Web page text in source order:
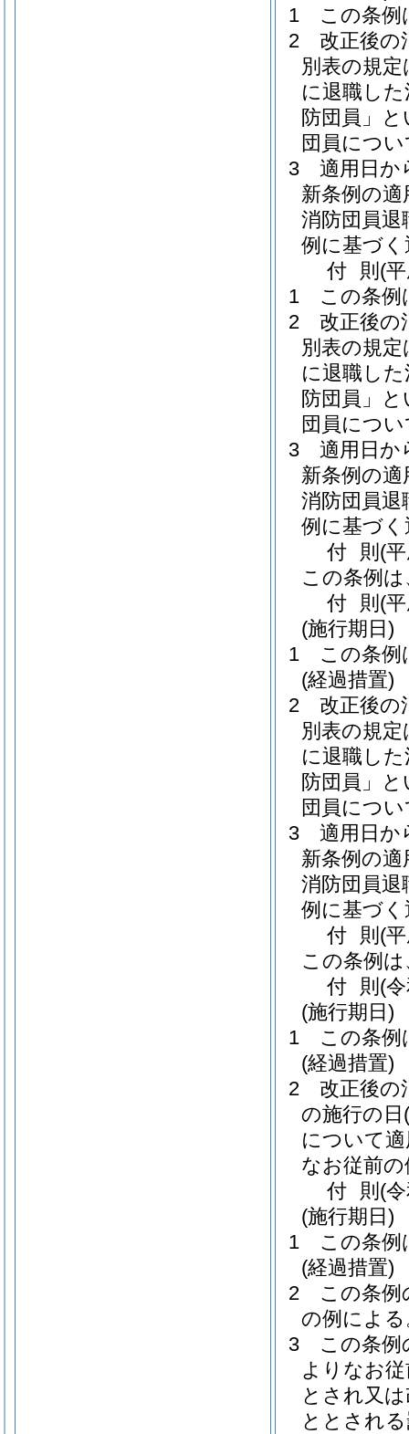
1
この条例
2
改正後の
別表の規
に退職し
防団員」
団員につ
3
適用日か
新条例の
消防団員退
例に基づ
付 則 (
1
この条例
2
改正後の
別表の規
に退職し
防団員」
団員につ
3
適用日か
新条例の
消防団員退
例に基づ
付 則 (
この条例
付 則 (
(施行期日)
1
この条例
(経過措置)
2
改正後の
別表の規
に退職し
防団員」
団員につ
3
適用日か
新条例の
消防団員退
例に基づ
付 則 (
この条例
付 則 (
(施行期日)
1
この条例
(経過措置)
2
改正後の
の施行の日
について
なお従前
付 則 (
(施行期日)
1
この条例
(経過措置)
2
この条
の例による
3
この条例
よりなお
とされ又
ととされ